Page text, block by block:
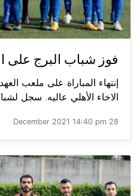
فوز شباب البرج على
الاخاء الأهلي عاليه. سجل
28 December 2021 14:40 pm